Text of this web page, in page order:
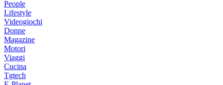
People
Lifestyle
Videogiochi
Donne
Magazine
Motori
Viaggi
Cucina
Tgtech